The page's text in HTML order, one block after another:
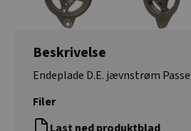
Beskrivelse
Endeplade D.E. jævnstrøm
Filer
Last ned produktblad